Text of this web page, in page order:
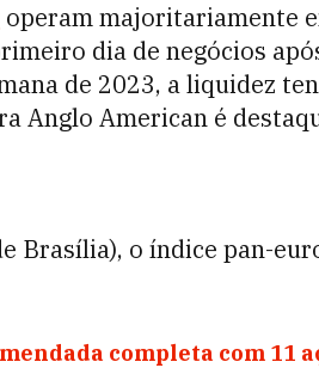
operam majoritariamente
dia de negócios
de 2023, a liquidez
Anglo American é
Brasília), o índice pan-
completa com 11